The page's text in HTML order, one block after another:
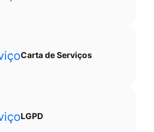
Carta de Serviços
LGPD